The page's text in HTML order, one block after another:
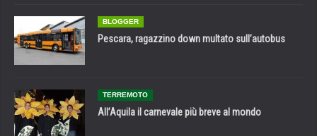
BLOGGER
Pescara, ragazzino down multato sull’autobus
TERREMOTO
All’Aquila il carnevale più breve al mondo